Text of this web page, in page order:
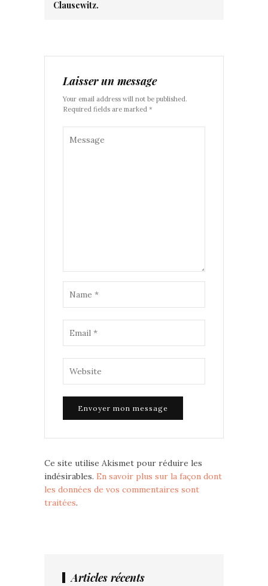
Clausewitz.
Laisser un message
Your email address will not be published.
Required fields are marked *
Ce site utilise Akismet pour réduire les
indésirables. En savoir plus sur la façon dont
les données de vos commentaires sont
traitées.
Articles récents